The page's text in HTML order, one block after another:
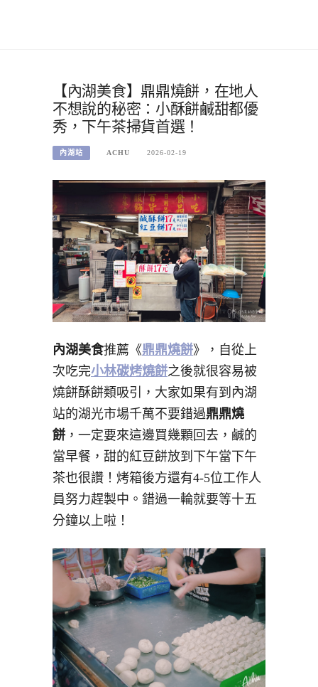
【內湖美食】鼎鼎燒餅，在地人
不想說的秘密：小酥餅鹹甜都優
秀，下午茶掃貨首選！
內湖站 ACHU 2026-02-19
內湖美食推薦《鼎鼎燒餅》，自從上
次吃完小林碳烤燒餅之後就很容易被
燒餅酥餅類吸引，大家如果有到內湖
站的湖光市場千萬不要錯過鼎鼎燒
餅 ，一定要來這邊買幾顆回去，鹹的
當早餐，甜的紅豆餅放到下午當下午
茶也很讚！烤箱後方還有4-5位工作人
員努力趕製中。錯過一輪就要等十五
分鐘以上啦！